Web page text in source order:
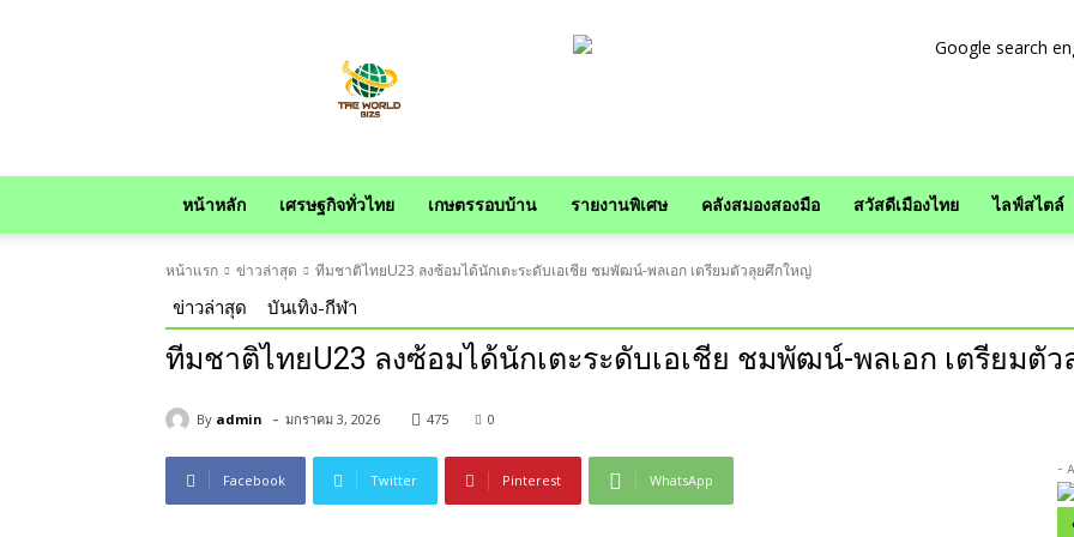
หน้าหลัก เศรษฐกิจทั่วไทย เกษตรรอบบ้าน รายงานพิเศษ คลังสมองสองมือ สวัสดีเมืองไทย ไลฟ์สไตล์
หน้าแรก ข่าวล่าสุด ทีมชาติไทยU23 ลงซ้อมได้นักเตะระดับเอเชีย ชมพัฒน์-พลเอก เตรียมตัวลุยศึกใหญ่
ข่าวล่าสุด บันเทิง-กีฬา
ทีมชาติไทยU23 ลงซ้อมได้นักเตะระดับเอเชีย ชมพัฒน์-พลเอก เตรียมตั
By admin - มกราคม 3, 2026 475 0
Facebook Twitter Pinterest WhatsApp
-